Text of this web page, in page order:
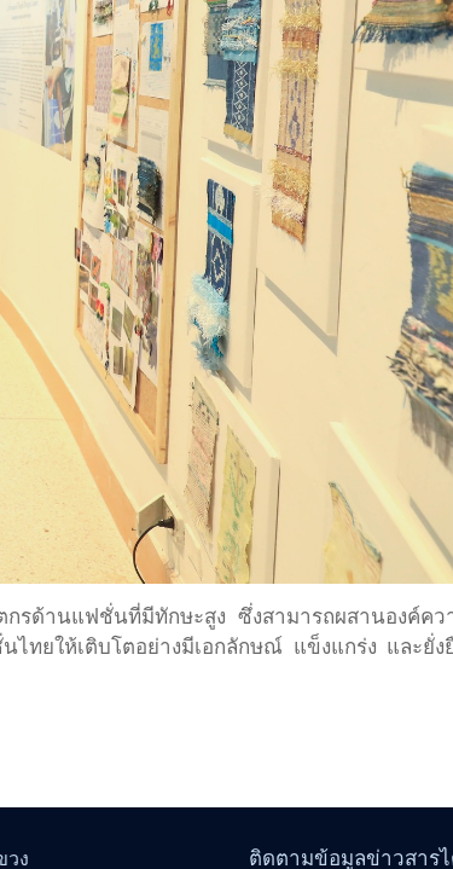
รด้านแฟชั่นที่มีทักษะสูง ซึ่งสามารถผสานองค์คว
ไทยให้เติบโตอย่างมีเอกลักษณ์ แข็งแกร่ง และยั่
วง ติดตามข้อมูลข่าวสารไ